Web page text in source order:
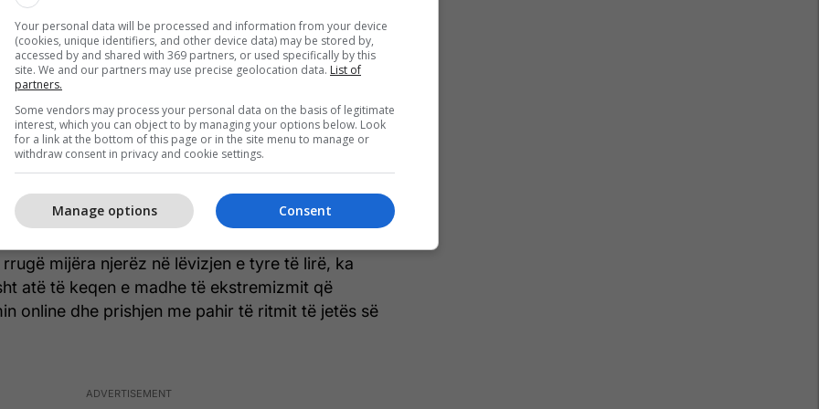
imazhin e Shqipërisë dhe sezonin turistik,
negativ e të pavërtetë të një vendi
jomikpritës për investimet e huaja dhe te
Anullimet e rezervimeve të hoteleve dhe
paralajmërojnë një sezon jo pozitiv
shumë e shumë familje e njerëz që kanë lidhje
me zinxhirin e vlerës së industrisë së turizmit.
e degradon në një turmë të drejtuar nga
duar të këqia drejt rrugës së aeroportit, duke
mijëra njerëz në lëvizjen e tyre të lirë, ka
atë të keqen e madhe të ekstremizmit që
online dhe prishjen me pahir të ritmit të jetës së
Your personal data will be processed and information from your device
(cookies, unique identifiers, and other device data) may be stored by,
accessed by and shared with 369 partners, or used specifically by this
site. We and our partners may use precise geolocation data. List of
partners.
Some vendors may process your personal data on the basis of legitimate
interest, which you can object to by managing your options below. Look
for a link at the bottom of this page or in the site menu to manage or
withdraw consent in privacy and cookie settings.
Consent
Manage options